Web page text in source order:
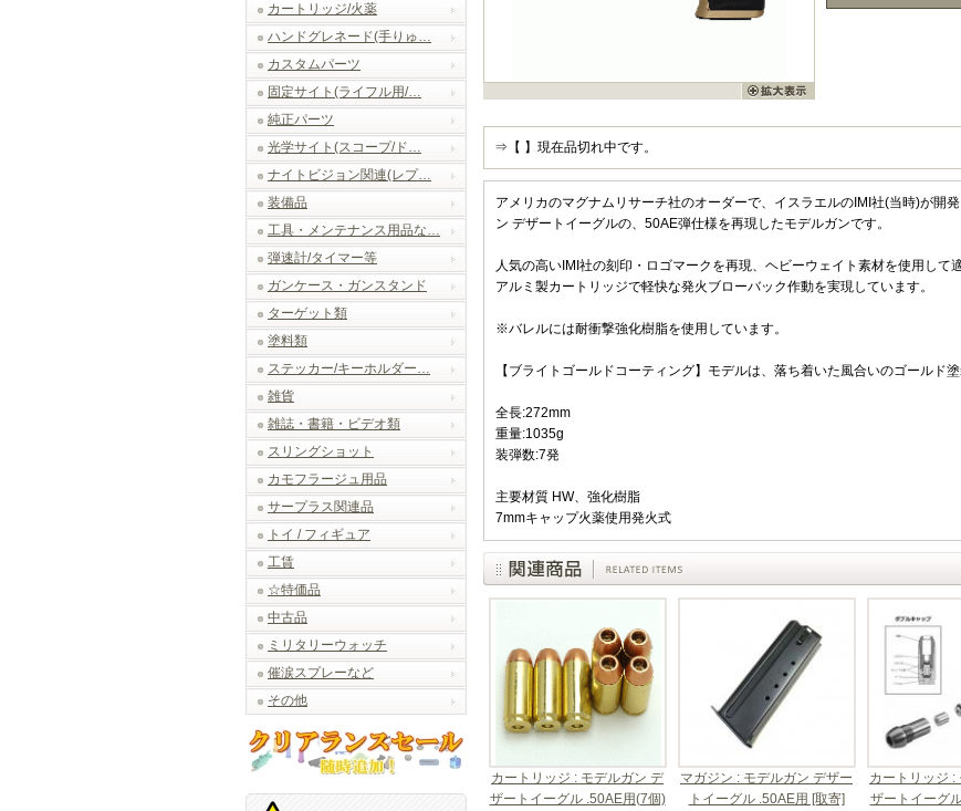
カートリッジ/火薬
ハンドグレネード(手りゅ…
カスタムパーツ
固定サイト(ライフル用/…
純正パーツ
光学サイト(スコープ/ド…
ナイトビジョン関連(レプ…
装備品
工具・メンテナンス用品な…
弾速計/タイマー等
ガンケース・ガンスタンド
ターゲット類
塗料類
ステッカー/キーホルダー…
雑貨
雑誌・書籍・ビデオ類
スリングショット
カモフラージュ用品
サープラス関連品
トイ / フィギュア
工賃
☆特価品
中古品
ミリタリーウォッチ
催涙スプレーなど
その他
⇒【 】現在品切れ中です。
アメリカのマグナムリサーチ社のオーダーで、イスラエルのIMI社(当時)が開
ン デザートイーグルの、50AE弾仕様を再現したモデルガンです。
人気の高いIMI社の刻印・ロゴマークを再現、ヘビーウェイト素材を使用して
アルミ製カートリッジで軽快な発火ブローバック作動を実現しています。
※バレルには耐衝撃強化樹脂を使用しています。
【ブライトゴールドコーティング】モデルは、落ち着いた風合いのゴールド塗
全長:272mm
重量:1035g
装弾数:7発
主要材質 HW、強化樹脂
7mmキャップ火薬使用発火式
カートリッジ : モデルガン デ
ザートイーグル .50AE用(7個)
マガジン : モデルガン デザー
トイーグル .50AE用 [取寄]
カートリッジ :
ザートイーグ